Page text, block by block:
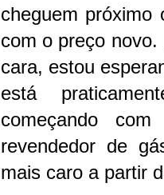
cheguem próximo
com o preço
cara, estou
está
começando
revendedor de
mais caro a partir